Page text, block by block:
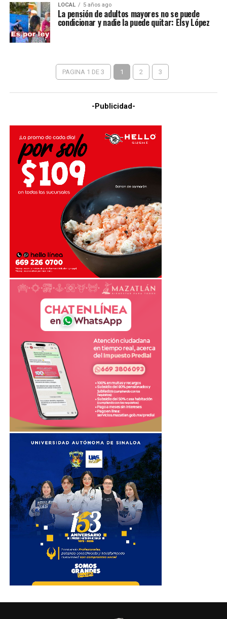
LOCAL 5 años ago
La pensión de adultos mayores no se puede
condicionar y nadie la puede quitar: Elsy López
PAGINA 1 DE 3 1 2 3
-Publicidad-